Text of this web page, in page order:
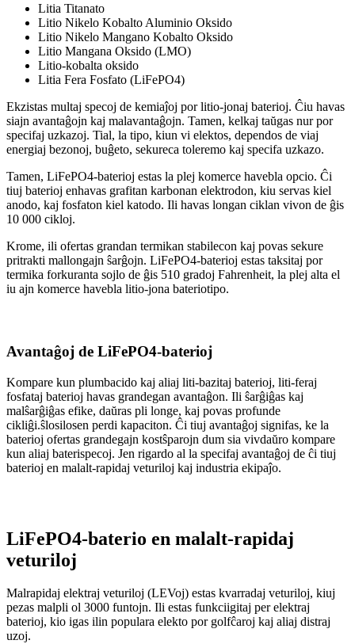
Litia Titanato
Litio Nikelo Kobalto Aluminio Oksido
Litio Nikelo Mangano Kobalto Oksido
Litio Mangana Oksido (LMO)
Litio-kobalta oksido
Litia Fera Fosfato (LiFePO4)
Ekzistas multaj specoj de kemiaĵoj por litio-jonaj baterioj. Ĉiu havas
siajn avantaĝojn kaj malavantaĝojn. Tamen, kelkaj taŭgas nur por
specifaj uzkazoj. Tial, la tipo, kiun vi elektos, dependos de viaj
energiaj bezonoj, buĝeto, sekureca toleremo kaj specifa uzkazo.
Tamen, LiFePO4-baterioj estas la plej komerce havebla opcio. Ĉi
tiuj baterioj enhavas grafitan karbonan elektrodon, kiu servas kiel
anodo, kaj fosfaton kiel katodo. Ili havas longan ciklan vivon de ĝis
10 000 cikloj.
Krome, ili ofertas grandan termikan stabilecon kaj povas sekure
pritrakti mallongajn ŝarĝojn. LiFePO4-baterioj estas taksitaj por
termika forkuranta sojlo de ĝis 510 gradoj Fahrenheit, la plej alta el
iu ajn komerce havebla litio-jona bateriotipo.
Avantaĝoj de LiFePO4-baterioj
Kompare kun plumbacido kaj aliaj liti-bazitaj baterioj, liti-feraj
fosfataj baterioj havas grandegan avantaĝon. Ili ŝarĝiĝas kaj
malŝarĝiĝas efike, daŭras pli longe, kaj povas profunde
cikliĝi.ŝlosilosen perdi kapaciton. Ĉi tiuj avantaĝoj signifas, ke la
baterioj ofertas grandegajn kostŝparojn dum sia vivdaŭro kompare
kun aliaj baterispecoj. Jen rigardo al la specifaj avantaĝoj de ĉi tiuj
baterioj en malalt-rapidaj veturiloj kaj industria ekipaĵo.
LiFePO4-baterio en malalt-rapidaj
veturiloj
Malrapidaj elektraj veturiloj (LEVoj) estas kvarradaj veturiloj, kiuj
pezas malpli ol 3000 funtojn. Ili estas funkciigitaj per elektraj
baterioj, kio igas ilin populara elekto por golfĉaroj kaj aliaj distraj
uzoj.